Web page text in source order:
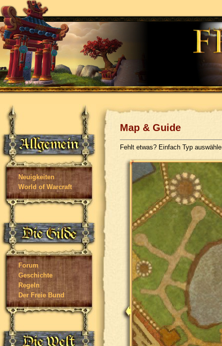
Neuigkeiten
World of Warcraft
Forum
Geschichte
Regeln
Der Freie Bund
Map & Guide
Fehlt etwas? Einfach Typ